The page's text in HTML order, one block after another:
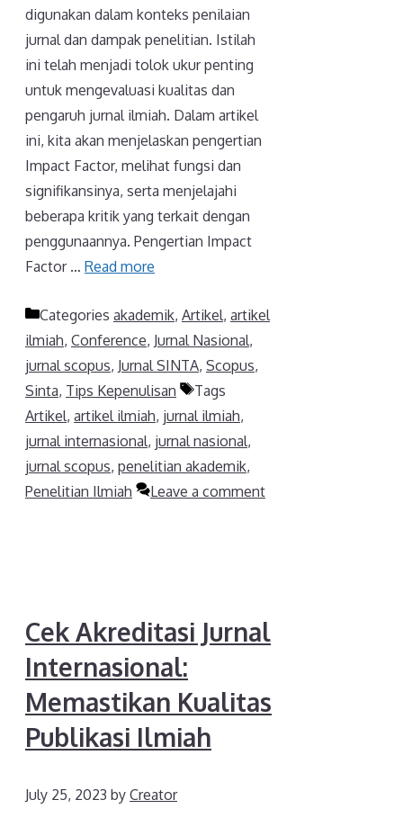
digunakan dalam konteks penilaian
jurnal dan dampak penelitian. Istilah
ini telah menjadi tolok ukur penting
untuk mengevaluasi kualitas dan
pengaruh jurnal ilmiah. Dalam artikel
ini, kita akan menjelaskan pengertian
Impact Factor, melihat fungsi dan
signifikansinya, serta menjelajahi
beberapa kritik yang terkait dengan
penggunaannya. Pengertian Impact
Factor … Read more
Categories akademik, Artikel, artikel
ilmiah, Conference, Jurnal Nasional,
jurnal scopus, Jurnal SINTA, Scopus,
Sinta, Tips Kepenulisan
Tags
Artikel, artikel ilmiah, jurnal ilmiah,
jurnal internasional, jurnal nasional,
jurnal scopus, penelitian akademik,
Penelitian Ilmiah
Leave a comment
Cek Akreditasi Jurnal
Internasional:
Memastikan Kualitas
Publikasi Ilmiah
July 25, 2023 by Creator